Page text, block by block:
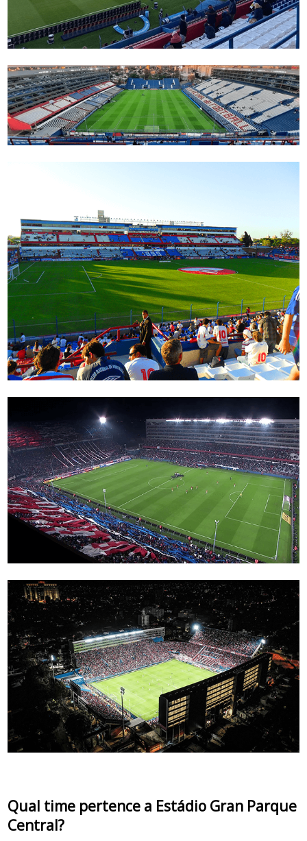
Qual time pertence a Estádio Gran Parque
Central?